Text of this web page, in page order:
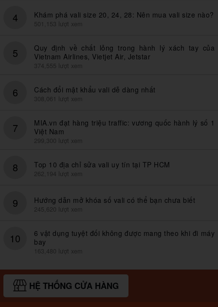
4 Khám phá vali size 20, 24, 28: Nên mua vali size nào?
501,153 lượt xem
5
Quy định về chất lỏng trong hành lý xách tay của
Vietnam Airlines, Vietjet Air, Jetstar
374,555 lượt xem
6 Cách đổi mật khẩu vali dễ dàng nhất
308,061 lượt xem
7
MIA.vn đạt hàng triệu traffic: vương quốc hành lý số 1
Việt Nam
299,300 lượt xem
8 Top 10 địa chỉ sửa vali uy tín tại TP HCM
262,194 lượt xem
9 Hướng dẫn mở khóa số vali có thể bạn chưa biết
245,620 lượt xem
10
6 vật dụng tuyệt đối không được mang theo khi đi máy
bay
163,480 lượt xem
HỆ THỐNG CỬA HÀNG